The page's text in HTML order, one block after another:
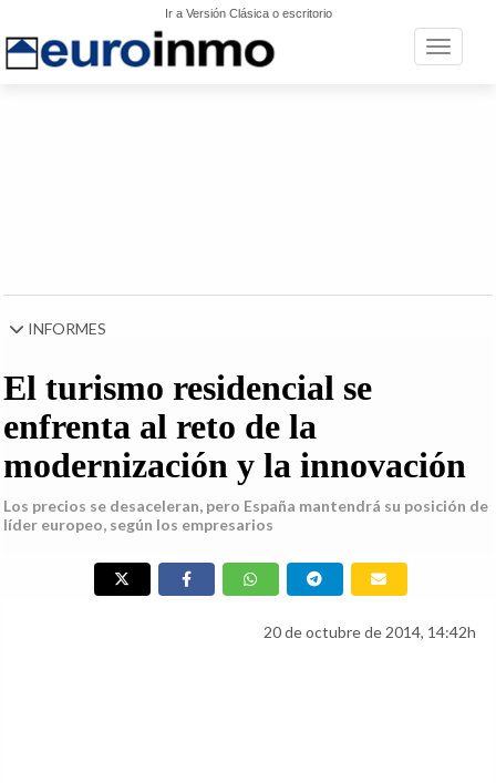
Ir a Versión Clásica o escritorio
Toggle
INFORMES
El turismo residencial se
enfrenta al reto de la
modernización y la innovación
Los precios se desaceleran, pero España mantendrá su posición de
líder europeo, según los empresarios
20 de octubre de 2014, 14:42h